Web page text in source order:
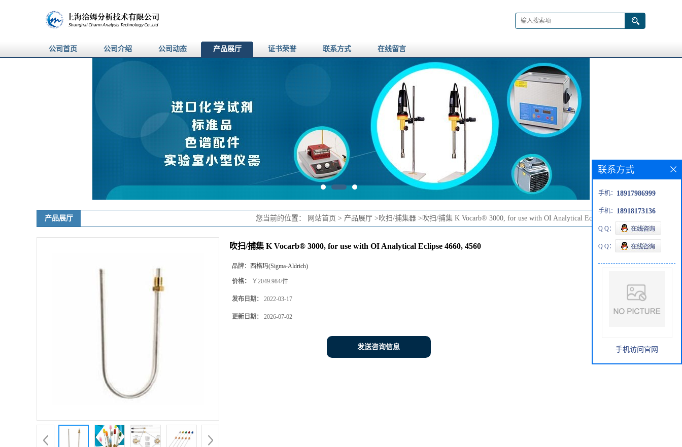
公司首页 公司介绍 公司动态 产品展厅 证书荣誉 联系方式 在线留言
产品展厅 您当前的位置： 网站首页 > 产品展厅 >吹扫/捕集器 >吹扫/捕集 K Vocarb® 3000, for use with OI Analytical Eclipse 4660, 4560
吹扫/捕集 K Vocarb® 3000, for use with OI Analytical Eclipse 4660, 4560
品牌： 西格玛(Sigma-Aldrich)
价格： ￥2049.984/件
发布日期： 2022-03-17
更新日期： 2026-07-02
发送咨询信息
联系方式
手机： 18917986999
手机： 18918173136
Q Q：
Q Q：
手机访问官网